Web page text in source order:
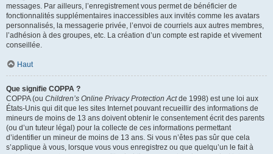
messages. Par ailleurs, l’enregistrement vous permet de bénéficier de
fonctionnalités supplémentaires inaccessibles aux invités comme les avatars
personnalisés, la messagerie privée, l’envoi de courriels aux autres membres,
l’adhésion à des groupes, etc. La création d’un compte est rapide et vivement
conseillée.
Haut
Que signifie COPPA ?
COPPA (ou Children’s Online Privacy Protection Actde 1998) est une loi aux
États-Unis qui dit que les sites Internet pouvant recueillir des informations de
mineurs de moins de 13 ans doivent obtenir le consentement écrit des parents
(ou d’un tuteur légal) pour la collecte de ces informations permettant
d’identifier un mineur de moins de 13 ans. Si vous n’êtes pas sûr que cela
s’applique à vous, lorsque vous vous enregistrez ou que quelqu’un le fait à